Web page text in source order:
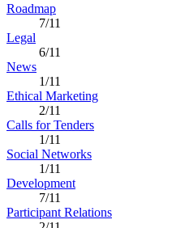
Roadmap
7/11
Legal
6/11
News
1/11
Ethical Marketing
2/11
Calls for Tenders
1/11
Social Networks
1/11
Development
7/11
Participant Relations